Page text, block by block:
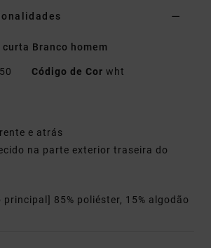
Branco homem
Código de Cor wht
e atrás
na parte exterior traseira do
principal] 85% poliéster, 15% algodão